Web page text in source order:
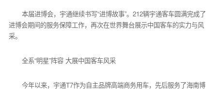
本届进博会，宇通继续书写“进博故事”。212辆宇通客车圆满完成了
进博会期间的服务保障工作，再次在世界舞台展示中国客车的实力与风
采。
全系“明星”阵容 大展中国客车风采
今年以来，宇通T7作为自主品牌高端商务用车，先后服务了海南博